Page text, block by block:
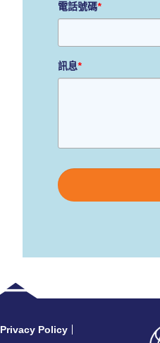
電話號碼*
訊息*
leave
this
field
Privacy Policy